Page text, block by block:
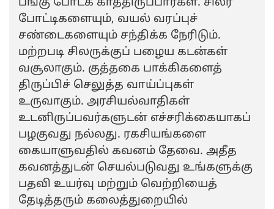
பங்கு போடக் காத்திருப்பார்கள். சிலர்
போட்டிகளையும், வயல் வரப்புச்
சண்டைகளையும் சந்திக்க நேரிடும்.
மற்றபடி சிலருக்குப் பழைய கடன்கள்
வசூலாகும். குத்தகை பாக்கிகளைத்
திருப்பிச் செலுத்த வாய்ப்புகள்
உருவாகும். அரசியல்வாதிகள்
உடனிருப்பவர்களுடன் எச்சரிக்கையாகப்
பழகுவது நல்லது. ரகசியங்களை
கையாளுவதில் கவனம் தேவை. அதீத
கவனத்துடன் செயல்படுவது உங்களுக்கு
பதவி உயர்வு மற்றும் வெற்றியைத்
தேடித்தரும் கலைத்துறையில்